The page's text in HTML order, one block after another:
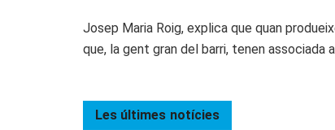
Josep Maria Roig, explica que quan
que, la gent gran del barri, tenen associada
Les últimes notícies